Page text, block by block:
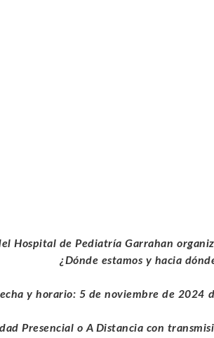
Hospital de Pediatría Garrahan
¿Dónde estamos y hacia
y horario: 5 de noviembre de 2024
Presencial o A Distancia con